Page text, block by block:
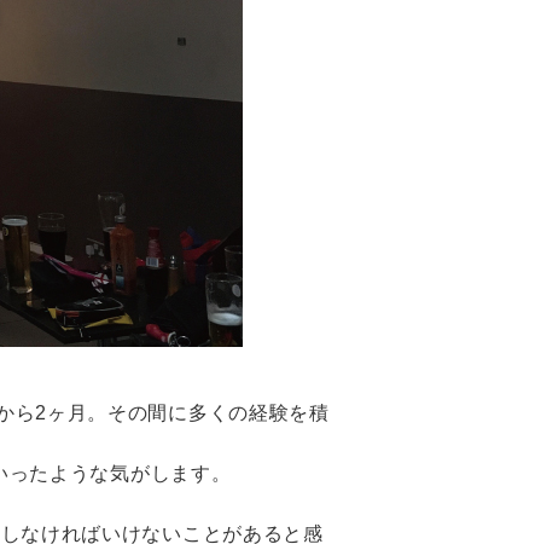
ら2ヶ月。その間に多くの経験を積
たような気がします。
なければいけないことがあると感